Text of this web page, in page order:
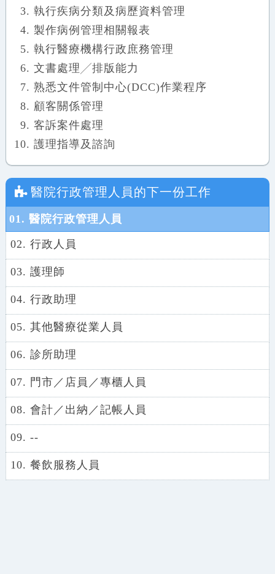
執行疾病分類及病歷資料管理
製作病例管理相關報表
執行醫療機構行政庶務管理
文書處理╱排版能力
熟悉文件管制中心(DCC)作業程序
顧客關係管理
客訴案件處理
護理指導及諮詢
醫院行政管理人員 的下一份工作
01. 醫院行政管理人員
02. 行政人員
03. 護理師
04. 行政助理
05. 其他醫療從業人員
06. 診所助理
07. 門市／店員／專櫃人員
08. 會計／出納／記帳人員
09. --
10. 餐飲服務人員